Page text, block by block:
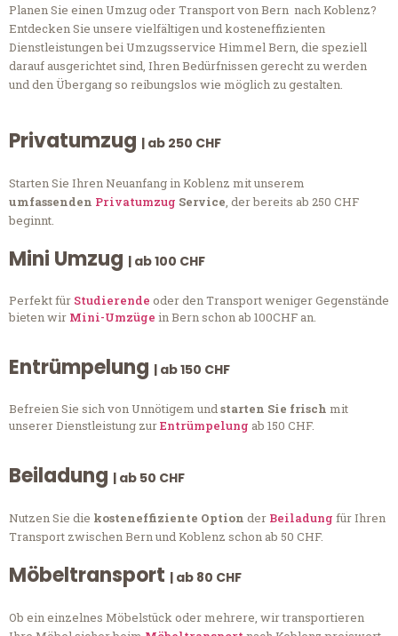
Planen Sie einen Umzug oder Transport von Bern nach Koblenz?
Entdecken Sie unsere vielfältigen und kosteneffizienten
Dienstleistungen bei Umzugsservice Himmel Bern, die speziell
darauf ausgerichtet sind, Ihren Bedürfnissen gerecht zu werden
und den Übergang so reibungslos wie möglich zu gestalten.
Privatumzug | ab 250 CHF
Starten Sie Ihren Neuanfang in Koblenz mit unserem
umfassenden Privatumzug Service, der bereits ab 250 CHF
beginnt.
Mini Umzug | ab 100 CHF
Perfekt für Studierende oder den Transport weniger Gegenstände
bieten wir Mini-Umzüge in Bern schon ab 100CHF an.
Entrümpelung | ab 150 CHF
Befreien Sie sich von Unnötigem undstarten Sie frisch mit
unserer Dienstleistung zurEntrümpelung ab 150 CHF.
Beiladung | ab 50 CHF
Nutzen Sie die kosteneffiziente Option der Beiladung für Ihren
Transport zwischen Bern und Koblenz schon ab 50 CHF.
Möbeltransport | ab 80 CHF
Ob ein einzelnes Möbelstück oder mehrere, wir transportieren